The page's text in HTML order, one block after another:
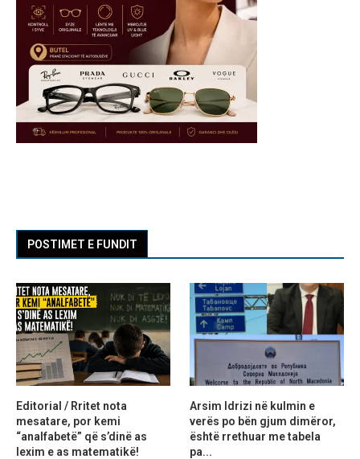
POSTIMET E FUNDIT
Editorial / Rritet nota
mesatare, por kemi
“analfabetë” që s’dinë as
lexim e as matematikë!
Arsim Idrizi në kulmin e
verës po bën gjum dimëror,
është rrethuar me tabela
pa...